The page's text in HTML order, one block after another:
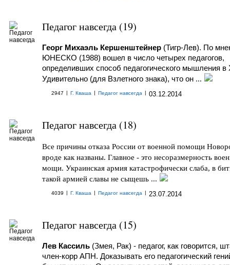
Педагог навсегда (19)
Георг Михаэль Кершенштейнер (Тигр-Лев). По
ЮНЕСКО (1988) вошел в число четырех педагогов,
определивших способ педагогического мышления в
Удивительно (для Взлетного знака), что он ...
2947 | Г. Кваша | Педагог навсегда | 03.12.2014
Педагог навсегда (18)
Все причины отказа России от военной помощи
вроде как названы. Главное - это несоразмерность
мощи. Украинская армия катастрофически слаба, в
такой армией славы не сыщешь ...
4039 | Г. Кваша | Педагог навсегда | 23.07.2014
Педагог навсегда (15)
Лев Кассиль (Змея, Рак) - педагог, как говорится,
член-корр АПН. Доказывать его педагогический